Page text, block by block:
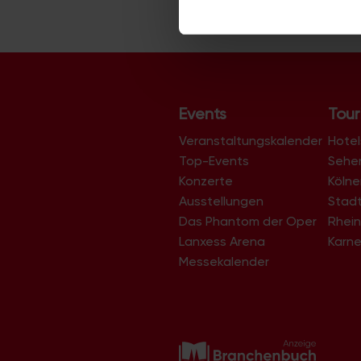
Website an unsere Partner
Events
Veranstaltungskalender
Top-Events
Konzerte
Ausstellungen
Das Phantom der Oper
Lanxess Arena
Messekalender